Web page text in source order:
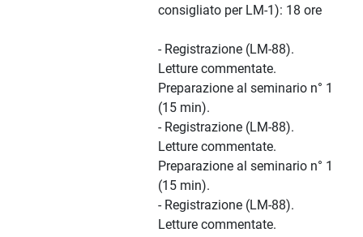
consigliato per LM-1): 18 ore
- Registrazione (LM-88).
Letture commentate.
Preparazione al seminario n° 1
(15 min).
- Registrazione (LM-88).
Letture commentate.
Preparazione al seminario n° 1
(15 min).
- Registrazione (LM-88).
Letture commentate.